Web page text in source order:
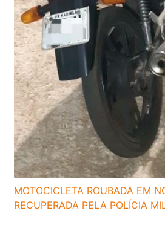
MOTOCICLETA ROUBADA EM
RECUPERADA PELA POLÍCIA